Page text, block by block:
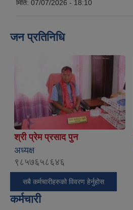
मिति: 07/07/2026 - 18:10
जन प्रतिनिधि
श्री प्रेम प्रसाद पुन
अध्यक्ष
९८५७६५८६४६
सबै कर्मचारीहरुको विवरण हेर्नुहोस
कर्मचारी